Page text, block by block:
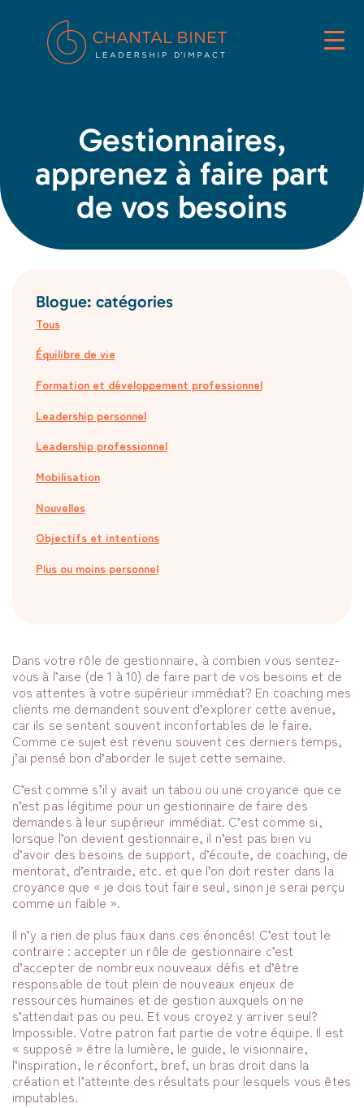
Gestionnaires,
apprenez à faire part
de vos besoins
Blogue: catégories
Tous
Équilibre de vie
Formation et développement professionnel
Leadership personnel
Leadership professionnel
Mobilisation
Nouvelles
Objectifs et intentions
Plus ou moins personnel
Dans votre rôle de gestionnaire, à combien vous sentez-
vous à l’aise (de 1 à 10) de faire part de vos besoins et de
vos attentes à votre supérieur immédiat? En coaching mes
clients me demandent souvent d’explorer cette avenue,
car ils se sentent souvent inconfortables de le faire.
Comme ce sujet est revenu souvent ces derniers temps,
j’ai pensé bon d’aborder le sujet cette semaine.
C’est comme s’il y avait un tabou ou une croyance que ce
n’est pas légitime pour un gestionnaire de faire des
demandes à leur supérieur immédiat. C’est comme si,
lorsque l’on devient gestionnaire, il n’est pas bien vu
d’avoir des besoins de support, d’écoute, de coaching, de
mentorat, d’entraide, etc. et que l’on doit rester dans la
croyance que « je dois tout faire seul, sinon je serai perçu
comme un faible ».
Il n’y a rien de plus faux dans ces énoncés! C’est tout le
contraire : accepter un rôle de gestionnaire c’est
d’accepter de nombreux nouveaux défis et d’être
responsable de tout plein de nouveaux enjeux de
ressources humaines et de gestion auxquels on ne
s’attendait pas ou peu. Et vous croyez y arriver seul?
Impossible. Votre patron fait partie de votre équipe. Il est
« supposé » être la lumière, le guide, le visionnaire,
l’inspiration, le réconfort, bref, un bras droit dans la
création et l’atteinte des résultats pour lesquels vous êtes
imputables.